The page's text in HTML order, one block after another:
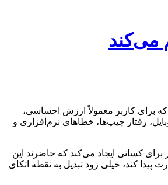
می‌کند
برای کاربر معمولاً ارزش احساسی،
رفتار چیپ‌ها، خطاهای نرم‌افزاری و
برای کسانی ایجاد می‌کند که حاضرند این
کند، خیلی زود تبدیل به نقطه اتکای